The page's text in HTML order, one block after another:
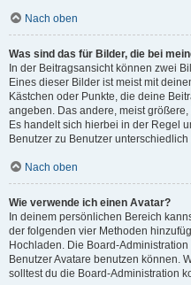
Nach oben
Was sind das für Bilder, die bei
In der Beitragsansicht können zwei
Eines dieser Bilder ist meist mit
Kästchen oder Punkte, die deine
angeben. Das andere, meist
Es handelt sich hierbei in der Regel
Benutzer zu Benutzer unterschiedlich
Nach oben
Wie verwende ich einen Avatar?
In deinem persönlichen Bereich
der folgenden vier Methoden
Hochladen. Die Board-
Benutzer Avatare benutzen können.
solltest du die Board-Administration